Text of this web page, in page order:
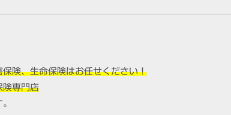
険、生命保険はお任せください！
険専門店